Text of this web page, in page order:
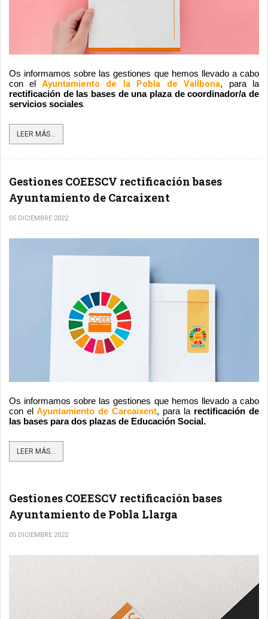
Os informamos sobre las gestiones que hemos llevado a cabo
con el
Ayuntamiento de la Pobla de Vallbona
rectificación de las bases de una plaza de coordinador/a de
servicios sociales.
LEER MÁS...
Gestiones COEESCV rectificación bases
Ayuntamiento de Carcaixent
05 DICIEMBRE 2022
Os informamos sobre las gestiones que hemos llevado a cabo
con el Ayuntamiento de Carcaixent, para la rectificación de
las bases para dos plazas de Educación Social.
LEER MÁS...
Gestiones COEESCV rectificación bases
Ayuntamiento de Pobla Llarga
05 DICIEMBRE 2022